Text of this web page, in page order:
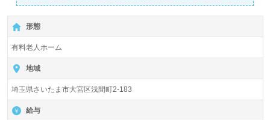
セグループ！＞◎介護職/正社員募集◎【月給232,000円～
282,500円/賞与2回】【同時募集:無資格/未経験応募可能】
『さいたま新都心駅』徒歩15分。
入居定員58名（58室/全室個室）『メディカル・リハビリ
ホームまどか大宮』株式会社会社ベネッセスタイルケア
Benesse Style Care Co.,Ltd. （本社：東京都西新宿） 様の
運営です。従業員18,200人以上、26年の実績、全国に350
拠点以上の有料老人ホーム、教育/学童領域で事業展開され
形態
有料老人ホーム
地域
埼玉県さいたま市大宮区浅間町2-183
給与